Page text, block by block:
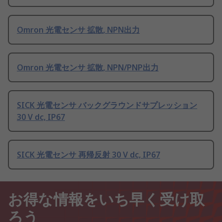
Omron 光電センサ 拡散, NPN出力
Omron 光電センサ 拡散, NPN/PNP出力
SICK 光電センサ バックグラウンドサプレッション
30 V dc, IP67
SICK 光電センサ 再帰反射 30 V dc, IP67
お得な情報をいち早く受け取
ろう